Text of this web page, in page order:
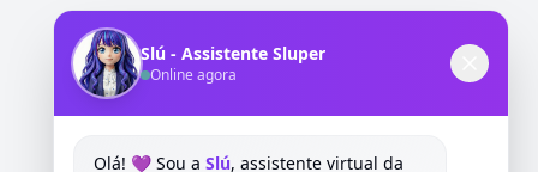
404
Slú - Assistente Sluper
Online agora
Olá! 💜 Sou a Slú, assistente virtual da